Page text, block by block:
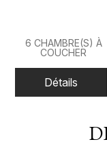
6 CHAMBRE(S) À
COUCHER
Détails